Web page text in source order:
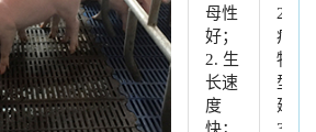
母性
好；
2. 生
长速
度
2. 疾
病动
物模
型构
建